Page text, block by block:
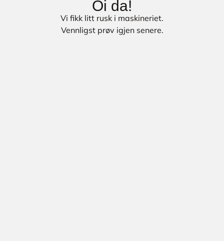
Oi da!
Vi fikk litt rusk i maskineriet.
Vennligst prøv igjen senere.